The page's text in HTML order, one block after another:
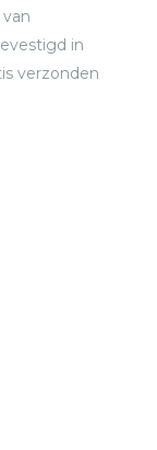
in
verzonden